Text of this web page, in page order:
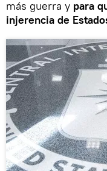
más guerra y para
injerencia de